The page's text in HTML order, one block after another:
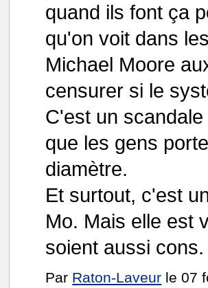
quand ils font ça
qu'on voit dans
Michael Moore
censurer si le
C'est un scandale
que les gens
diamètre.
Et surtout, c'est
Mo. Mais elle est
soient aussi cons.
Par Raton-Laveur le 07